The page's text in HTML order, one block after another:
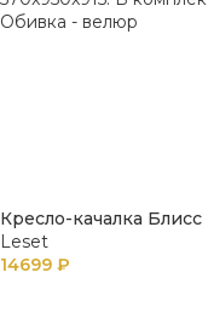
Кресло-качалка Блисс
Leset
14699 ₽